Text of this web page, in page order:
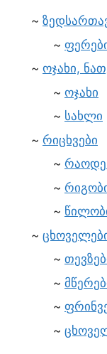
ოჯახი,
ოჯახი
სახლი
რიცხვები